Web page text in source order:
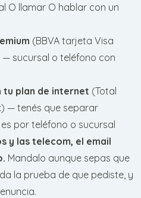
O llamar O hablar con un
(BBVA tarjeta Visa
— sucursal o teléfono con
tu plan de internet (Total
— tenés que separar
por teléfono o sucursal
y las telecom, el email
Mandalo aunque sepas que
la prueba de que pediste, y